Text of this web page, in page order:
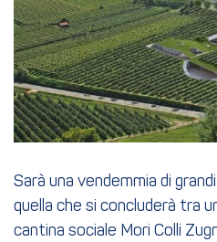
Sarà una vendemmia di
quella che si concluderà tra
cantina sociale Mori Colli